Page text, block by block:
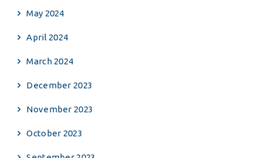
May 2024
April 2024
March 2024
December 2023
November 2023
October 2023